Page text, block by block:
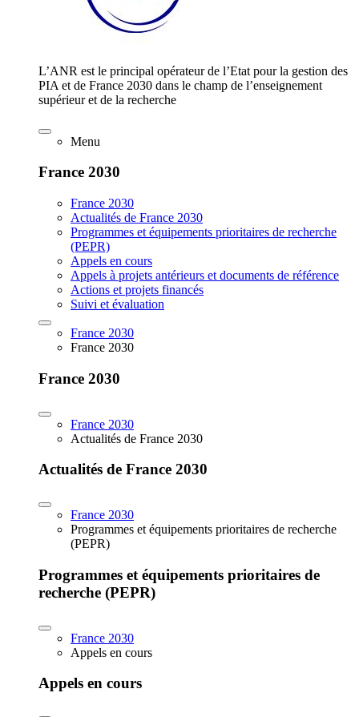
L’ANR est le principal opérateur de l’Etat pour la gestion des
PIA et de France 2030 dans le champ de l’enseignement
supérieur et de la recherche
Menu
France 2030
France 2030
Actualités de France 2030
Programmes et équipements prioritaires de recherche
(PEPR)
Appels en cours
Appels à projets antérieurs et documents de référence
Actions et projets financés
Suivi et évaluation
France 2030
France 2030
France 2030
France 2030
Actualités de France 2030
Actualités de France 2030
France 2030
Programmes et équipements prioritaires de recherche
(PEPR)
Programmes et équipements prioritaires de
recherche (PEPR)
France 2030
Appels en cours
Appels en cours